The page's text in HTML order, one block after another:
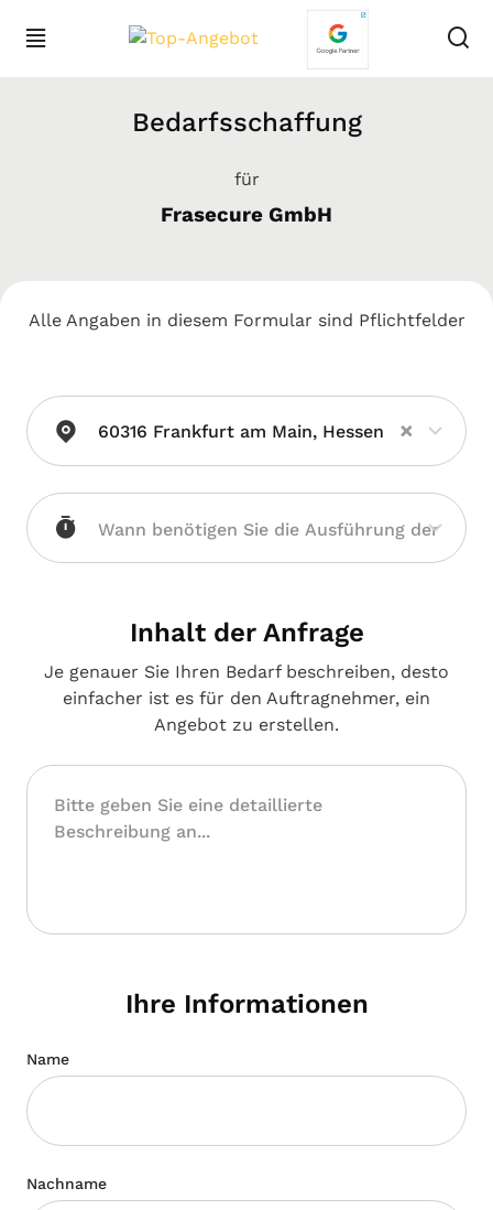
Bedarfsschaffung
für
Frasecure GmbH
Alle Angaben in diesem Formular sind Pflichtfelder
60316 Frankfurt am Main, Hessen ×
Inhalt der Anfrage
Je genauer Sie Ihren Bedarf beschreiben, desto
einfacher ist es für den Auftragnehmer, ein
Angebot zu erstellen.
Ihre Informationen
Name
Nachname